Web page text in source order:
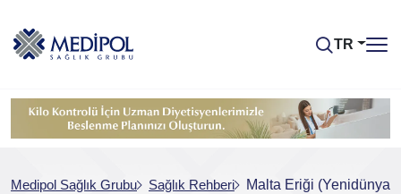
TR
Medipol Sağlık Grubu Sağlık Rehberi Malta Eriği (Yenidünya)